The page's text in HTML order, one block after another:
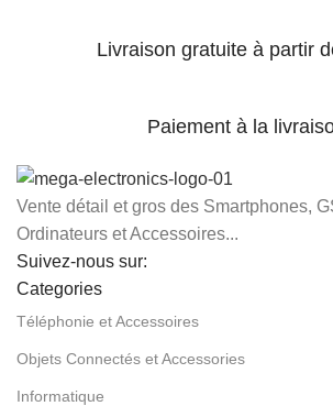
Livraison gratuite à partir
Paiement à la
Vente détail et gros des Smartphones,
Ordinateurs et Accessoires...
Suivez-nous sur:
Categories
Téléphonie et Accessoires
Objets Connectés et Accessories
Informatique